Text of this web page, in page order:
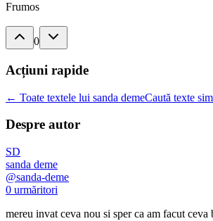
Frumos
0
Acțiuni rapide
← Toate textele lui sanda demeCaută texte
Despre autor
SD
sanda deme
@sanda-deme
0 urmăritori
mereu invat ceva nou si sper ca am facut ceva